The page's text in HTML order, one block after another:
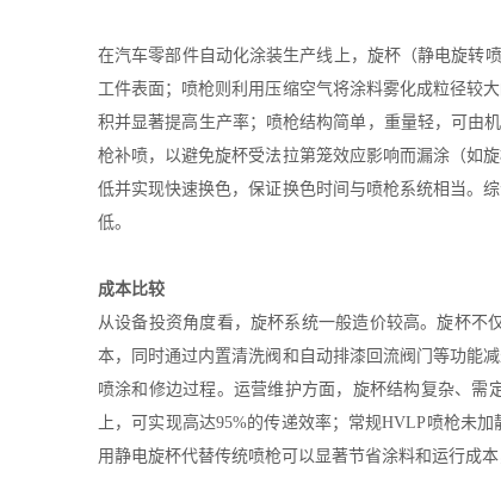
在汽车零部件自动化涂装生产线 上，旋杯（静电旋转
工件表面；喷枪则利用压缩空气将涂料雾化成粒径较
积并显著提高生产率；喷枪结构简单，重量轻，可由
枪补喷，以避免旋杯受法拉第笼效应影响而漏涂（如
低并实现快速换色，保证换色时间与喷枪系统相当。
低。
成本比较
从设备投资角度看，旋杯系统一般造价较高。旋杯不
本，同时通过内置清洗阀和自动排漆回流阀门等功能
喷涂和修边过程。运营维护方面，旋杯结构复杂、需
上，可实现高达95%的传递效率；常规HVLP喷枪未
用静电旋杯代替传统喷枪可以显著节省涂料和运行成